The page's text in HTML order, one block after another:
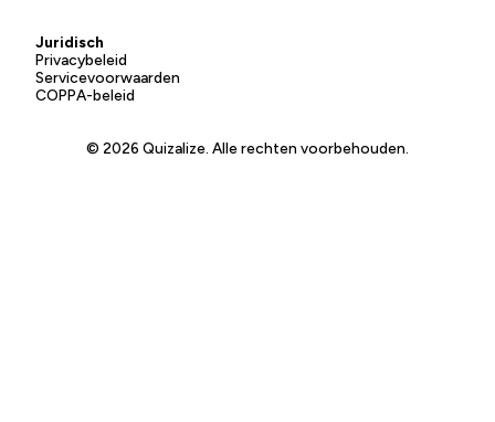
Juridisch
Privacybeleid
Servicevoorwaarden
COPPA-beleid
© 2026 Quizalize. Alle rechten voorbehouden.